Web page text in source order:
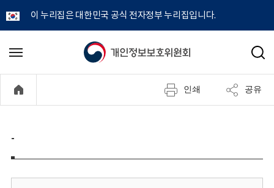
이 누리집은 대한민국 공식 전자정부 누리집입니다.
개
정
보
메
기
검
인쇄 공유
-